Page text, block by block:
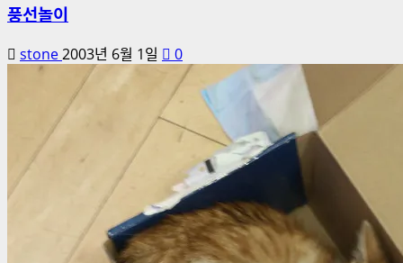
풍선놀이
stone2003년 6월 1일 0